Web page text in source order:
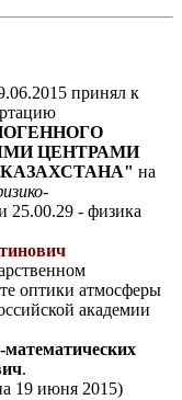
принял к
ЦЕНТРАМИ
на
25.00.29 - физика
оптики атмосферы
академии
математических
.
19 июня 2015)